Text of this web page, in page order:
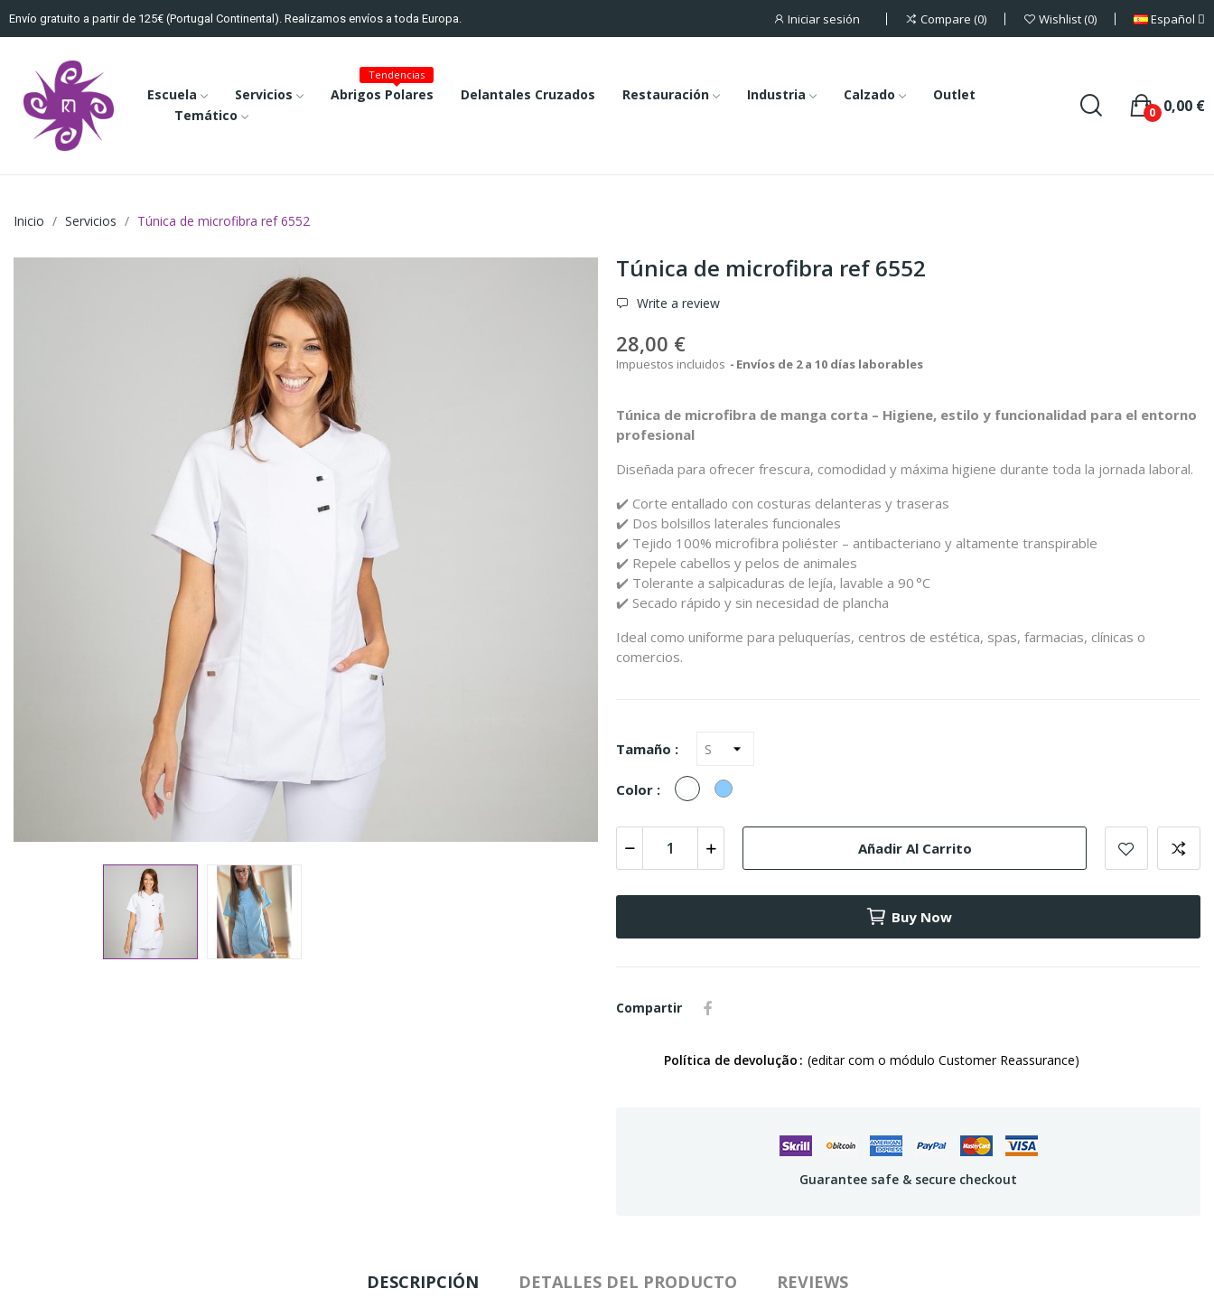
Envío gratuito a partir de 125€ (Portugal Continental). Realizamos envíos a toda Europa. Iniciar sesión Compare 0 Wishlist 0 Español
Escuela Servicios Abrigos Polares
Tendencias
Delantales Cruzados Restauración Industria Calzado
Outlet
Temático
0,00 €
0
Inicio Servicios Túnica de microfibra ref 6552
Túnica de microfibra ref 6552
Write a review
28,00 €
Impuestos incluidos Envíos de 2 a 10 días laborables
Túnica de microfibra de manga corta – Higiene, estilo y funcionalidad para el entorno
profesional
Diseñada para ofrecer frescura, comodidad y máxima higiene durante toda la jornada laboral.
✔️ Corte entallado con costuras delanteras y traseras
✔️ Dos bolsillos laterales funcionales
✔️ Tejido 100% microfibra poliéster – antibacteriano y altamente transpirable
✔️ Repele cabellos y pelos de animales
✔️ Tolerante a salpicaduras de lejía, lavable a 90 °C
✔️ Secado rápido y sin necesidad de plancha
Ideal como uniforme para peluquerías, centros de estética, spas, farmacias, clínicas o
comercios.
Tamaño :
Color : BlancoAzul
Celeste
Añadir Al Carrito
Buy Now
Compartir
Política de devolução (editar com o módulo Customer Reassurance)
Guarantee safe & secure checkout
DESCRIPCIÓN DETALLES DEL PRODUCTO REVIEWS